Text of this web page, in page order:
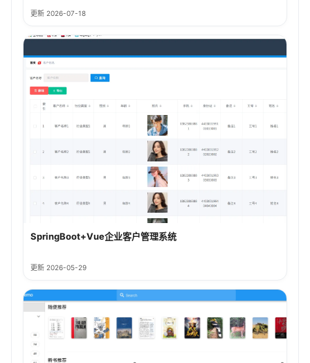
更新 2026-07-18
SpringBoot+Vue企业客户管理系统
更新 2026-05-29